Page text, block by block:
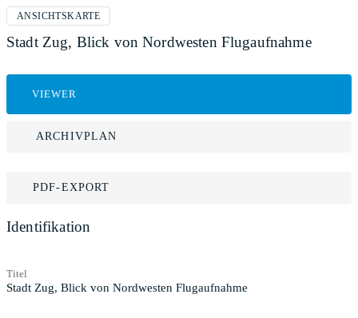
ANSICHTSKARTE
Stadt Zug, Blick von Nordwesten Flugaufnahme
VIEWER
ARCHIVPLAN
PDF-EXPORT
Identifikation
Titel
Stadt Zug, Blick von Nordwesten Flugaufnahme